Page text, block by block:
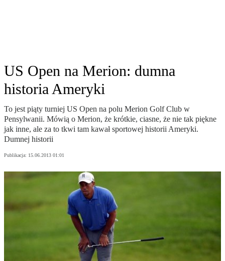
US Open na Merion: dumna
historia Ameryki
To jest piąty turniej US Open na polu Merion Golf Club w
Pensylwanii. Mówią o Merion, że krótkie, ciasne, że nie tak piękne
jak inne, ale za to tkwi tam kawał sportowej historii Ameryki.
Dumnej historii
Publikacja: 15.06.2013 01:01